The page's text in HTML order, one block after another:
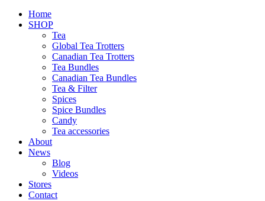
Home
SHOP
Tea
Global Tea Trotters
Canadian Tea Trotters
Tea Bundles
Canadian Tea Bundles
Tea & Filter
Spices
Spice Bundles
Candy
Tea accessories
About
News
Blog
Videos
Stores
Contact